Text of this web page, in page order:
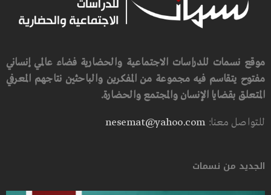
موقع نسمات للدراسات الاجتماعية والحضارية فضاء عالمي إنساني
مفتوح يتقاسم فيه مجموعة من المفكرين والباحثين نتاجهم المعرفي
المتعلق بقضايا الإنسان والمجتمع والحضارة.
للتواصل معنا:nesemat@yahoo.com
الجديد من نسمات